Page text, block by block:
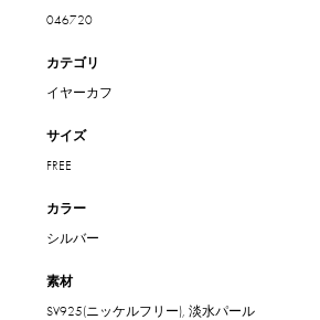
046720
カテゴリ
イヤーカフ
サイズ
FREE
カラー
シルバー
素材
SV925(ニッケルフリー), 淡水パール